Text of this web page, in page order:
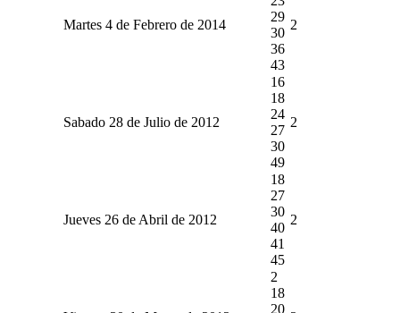
Martes 4 de Febrero de 2014
29
30
36
43
2
Sabado 28 de Julio de 2012
16
18
24
27
30
49
2
Jueves 26 de Abril de 2012
18
27
30
40
41
45
2
2
18
20